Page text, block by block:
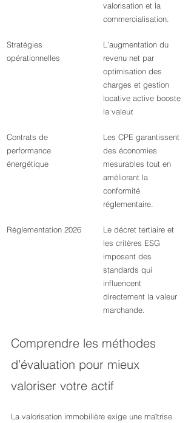
valorisation et la
commercialisation.
Stratégies
opérationnelles
L’augmentation du
revenu net par
optimisation des
charges et gestion
locative active booste
la valeur.
Contrats de
performance
énergétique
Les CPE garantissent
des économies
mesurables tout en
améliorant la
conformité
réglementaire.
Réglementation 2026
Le décret tertiaire et
les critères ESG
imposent des
standards qui
influencent
directement la valeur
marchande.
Comprendre les méthodes
d’évaluation pour mieux
valoriser votre actif
La valorisation immobilière exige une maîtrise